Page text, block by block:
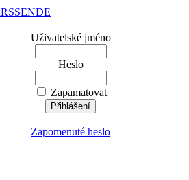
RSSENDE
Uživatelské jméno
Heslo
Zapamatovat
Zapomenuté heslo